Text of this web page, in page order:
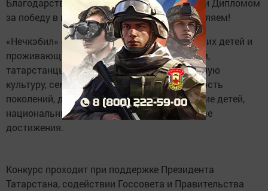
Благодарственным письмом Госсовета РТ и Дипломом
за победу в интернет голосовании. Поздравляем!
«Нечкэбил» - это конкурс для семей, имеющих детей и
проживающих в республике. Участвуя в нем,
татарстанцы демонстрируют внутрисемейную
культуру, семейные ценности, преемственность
поколений, духовно-нравственное воспитание детей,
национальные традиции, профессиональные
достижения.
Конкурс проходит при поддержке Президента
Татарстана, содействии Госсовета и Правительства